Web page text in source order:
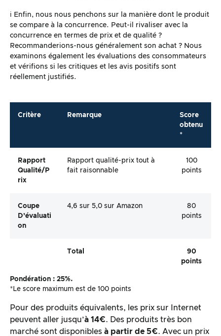
ℹ️ Enfin, nous nous penchons sur la manière dont le produit
se compare à la concurrence. Peut-il rivaliser avec la
concurrence en termes de prix et de qualité ?
Recommanderions-nous généralement son achat ? Nous
examinons également les évaluations des consommateurs
et vérifions si les critiques et les avis positifs sont
réellement justifiés.
Critère Remarque
Score
obtenu
*
Rapport
Qualité/p
Rix
Rapport qualité-prix tout à
fait raisonnable
100
points
Coupe
D’évaluati
On
4,6 sur 5,0 sur Amazon
80
points
Total
90
points
Pondération : 25%.
*Le score maximum est de 100 points
Pour des produits équivalents, les prix sur Internet
peuvent aller jusqu’à 14€. Des produits très bon
marché sont disponibles à partir de 5€. Avec un prix